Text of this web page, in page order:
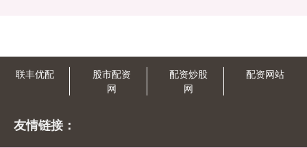
联丰优配
股市配资
网
配资炒股
网
配资网站
友情链接：